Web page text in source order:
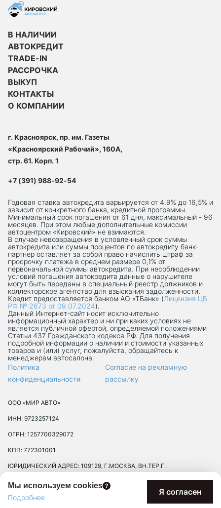
Мы используем cookies
Подробнее
Я согласен
В НАЛИЧИИ
АВТОКРЕДИТ
TRADE-IN
РАССРОЧКА
ВЫКУП
КОНТАКТЫ
О КОМПАНИИ
г. Красноярск, пр. им. Газеты
«Красноярский Рабочий», 160А,
стр. 61. Корп. 1
+7 (391) 988-92-54
Годовая ставка автокредита варьируется от 4.9% до 16,5% и
зависит от конкретного банка, кредитной программы.
Минимальный срок погашения от 61 дня, максимальный - 96
месяцев. При этом любые дополнительные комиссии
автоцентром «Кировский» не взимаются.
В случае невозвращения в условленный срок суммы
автокредита или суммы процентов по автокредиту банк-
партнер оставляет за собой право начислить штраф за
просрочку платежа в среднем размере 0,1% от
первоначальной суммы автокредита. При несоблюдении
условий погашения автокредита данные о нарушителе
могут быть переданы в специальный реестр должников и
коллекторское агентство для взыскания задолженности.
Кредит предоставляется банком АО «ТБанк» (Лицензия ЦБ
РФ № 2673 от 09.07.2024).
Данный Интернет-сaйт носит исключительно
информационный характер и ни при каких условиях не
является публичной офертой, определяемой положениями
Статьи 437 Гражданского кодекса РФ. Для получения
подробной информации о наличии и стоимости указанных
товаров и (или) услуг, пожалуйста, обращайтесь к
менеджерам автосалона.
Политика
конфиденциальности
Согласие на рекламную
рассылку
ООО «МИР АВТО»
ИНН: 9723257124
ОГРН: 1257700329072
КПП: 772301001
ЮРИДИЧЕСКИЙ АДРЕС: 109129, Г.МОСКВА, ВН.ТЕР.Г.
ТЕКСТИЛЬЩИКОВ, Д. 13, К. 2, ПОМЕЩ. 17/8П